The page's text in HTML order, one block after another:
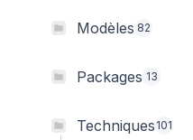
Modèles 82
Packages 13
Techniques101